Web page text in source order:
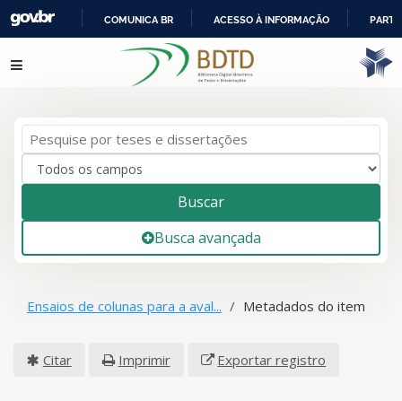
IR
PARA
COMUNICA BR ACESSO À INFORMAÇÃO
Pular para o conteúdo
Buscar
Busca avançada
Ensaios de colunas para a aval... Metadados do item
Citar Imprimir Exportar registro